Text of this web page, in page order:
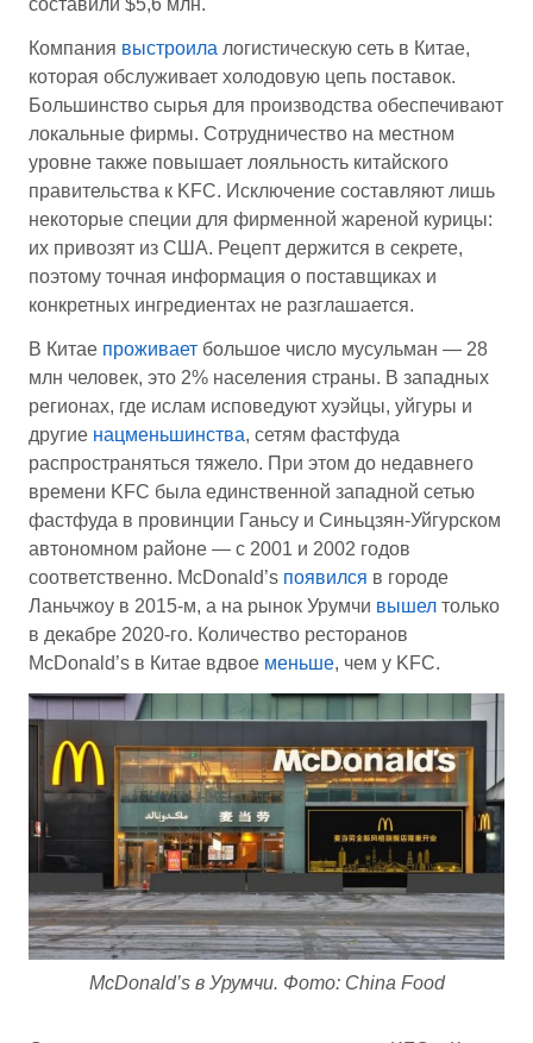
составили $5,6 млн.
Компания выстроила логистическую сеть в Китае,
которая обслуживает холодовую цепь поставок.
Большинство сырья для производства обеспечивают
локальные фирмы. Сотрудничество на местном
уровне также повышает лояльность китайского
правительства к KFC. Исключение составляют лишь
некоторые специи для фирменной жареной курицы:
их привозят из США. Рецепт держится в секрете,
поэтому точная информация о поставщиках и
конкретных ингредиентах не разглашается.
В Китае проживает большое число мусульман — 28
млн человек, это 2% населения страны. В западных
регионах, где ислам исповедуют хуэйцы, уйгуры и
другие нацменьшинства, сетям фастфуда
распространяться тяжело. При этом до недавнего
времени KFC была единственной западной сетью
фастфуда в провинции Ганьсу и Синьцзян-Уйгурском
автономном районе — с 2001 и 2002 годов
соответственно. McDonald’s появился в городе
Ланьчжоу в 2015-м, а на рынок Урумчи вышел только
в декабре 2020-го. Количество ресторанов
McDonald’s в Китае вдвое меньше, чем у KFC.
McDonald’s в Урумчи. Фото: China Food